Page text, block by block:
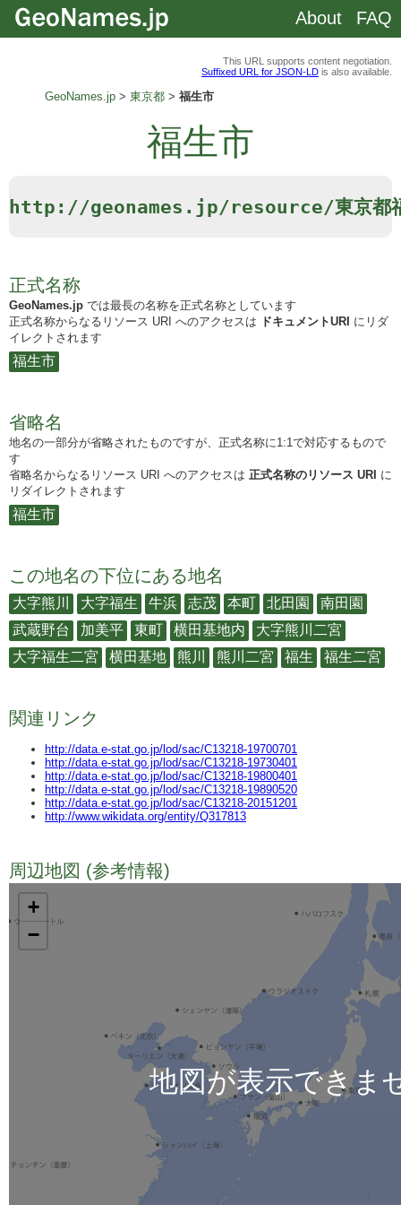
This URL supports content negotiation.
Suffixed URL for JSON-LD is also available.
GeoNames.jp 東京都 福生市
福生市
http://geonames.jp/resource/東京都
正式名称
GeoNames.jp では最長の名称を正式名称としています
正式名称からなるリソース URI へのアクセスは ドキュメントURI にリダ
イレクトされます
福生市
省略名
地名の一部分が省略されたものですが、正式名称に1:1で対応するもので
す
省略名からなるリソース URI へのアクセスは 正式名称のリソース URI に
リダイレクトされます
福生市
この地名の下位にある地名
大字熊川 大字福生 牛浜 志茂 本町 北田園
南田園
武蔵野台
加美平 東町 横田基地内
大字熊川二宮
大字福生二宮
横田基地 熊川 熊川二宮 福生 福生二宮
関連リンク
http://data.e-stat.go.jp/lod/sac/C13218-19700701
http://data.e-stat.go.jp/lod/sac/C13218-19730401
http://data.e-stat.go.jp/lod/sac/C13218-19800401
http://data.e-stat.go.jp/lod/sac/C13218-19890520
http://data.e-stat.go.jp/lod/sac/C13218-20151201
http://www.wikidata.org/entity/Q317813
周辺地図 (参考情報)
+
−
地図が表示できま
About FAQ